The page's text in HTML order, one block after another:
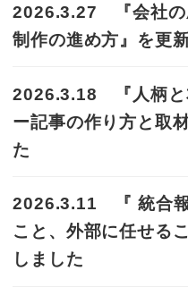
2026.3.27 『会社の
制作の進め方』を更
2026.3.18 『人柄と
ー記事の作り方と取
た
2026.3.11 『 統合報
こと、外部に任せる
しました